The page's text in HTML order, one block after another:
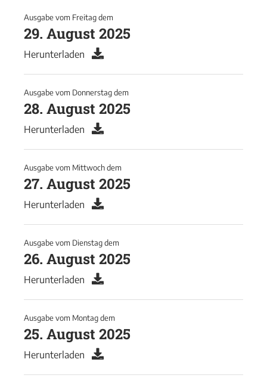
Ausgabe vom Freitagdem
29. August 2025
Herunterladen
Ausgabe vom Donnerstagdem
28. August 2025
Herunterladen
Ausgabe vom Mittwochdem
27. August 2025
Herunterladen
Ausgabe vom Dienstagdem
26. August 2025
Herunterladen
Ausgabe vom Montagdem
25. August 2025
Herunterladen